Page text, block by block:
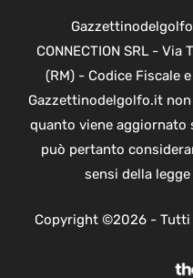
CONNECTION SRL -
(RM) - Codice Fiscale
Gazzettinodelgolfo.it
quanto viene aggiornato
può pertanto
sensi della
Copyright ©2026 -